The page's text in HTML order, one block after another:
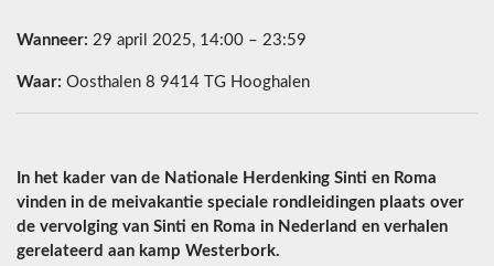
Wanneer: 29 april 2025, 14:00 – 23:59
Waar: Oosthalen 8 9414 TG Hooghalen
In het kader van de Nationale Herdenking Sinti en Roma
vinden in de meivakantie speciale rondleidingen plaats over
de vervolging van Sinti en Roma in Nederland en verhalen
gerelateerd aan kamp Westerbork.